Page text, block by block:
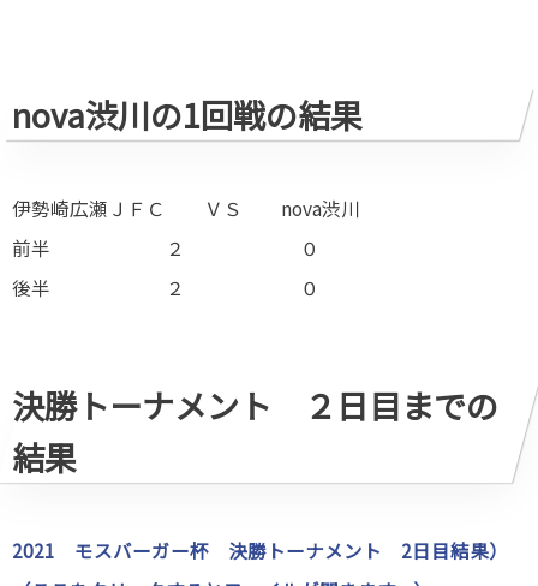
nova渋川の1回戦の結果
伊勢崎広瀬ＪＦＣ ＶＳ nova渋川
前半 ２ ０
後半 ２ ０
決勝トーナメント ２日目までの
結果
2021 モスバーガー杯 決勝トーナメント 2日目結果）